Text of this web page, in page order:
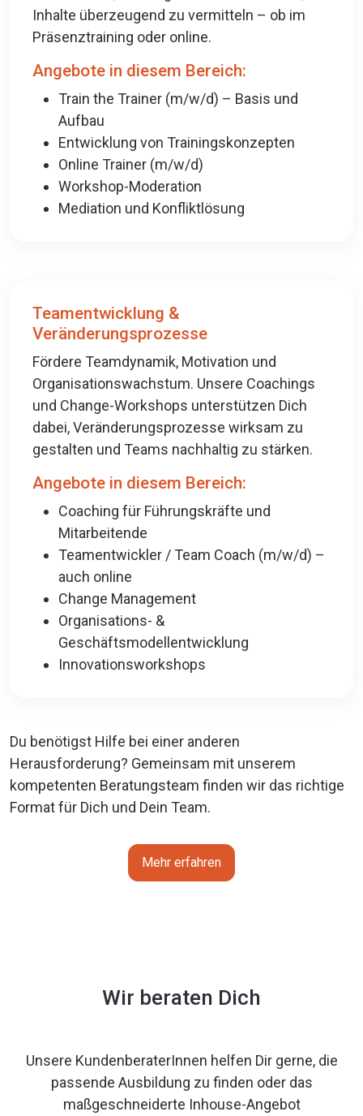
Inhalte überzeugend zu vermitteln – ob im
Präsenztraining oder online.
Angebote in diesem Bereich:
Train the Trainer (m/w/d) – Basis und
Aufbau
Entwicklung von Trainingskonzepten
Online Trainer (m/w/d)
Workshop-Moderation
Mediation und Konfliktlösung
Teamentwicklung &
Veränderungsprozesse
Fördere Teamdynamik, Motivation und
Organisationswachstum. Unsere Coachings
und Change-Workshops unterstützen Dich
dabei, Veränderungsprozesse wirksam zu
gestalten und Teams nachhaltig zu stärken.
Angebote in diesem Bereich:
Coaching für Führungskräfte und
Mitarbeitende
Teamentwickler / Team Coach (m/w/d) –
auch online
Change Management
Organisations- &
Geschäftsmodellentwicklung
Innovationsworkshops
Du benötigst Hilfe bei einer anderen
Herausforderung? Gemeinsam mit unserem
kompetenten Beratungsteam finden wir das richtige
Format für Dich und Dein Team.
Mehr erfahren
Wir beraten Dich
Unsere KundenberaterInnen helfen Dir gerne, die
passende Ausbildung zu finden oder das
maßgeschneiderte Inhouse-Angebot